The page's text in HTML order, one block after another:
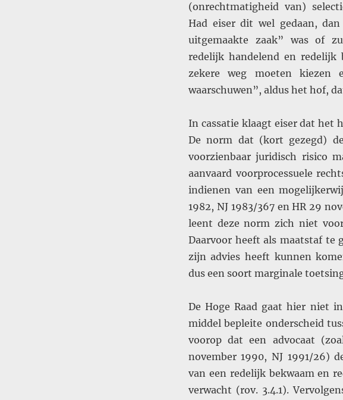
(onrechtmatigheid van)
Had eiser dit wel gedaan,
uitgemaakte zaak” was of
redelijk handelend en redelijk
zekere weg moeten
waarschuwen”, aldus het hof,
In cassatie klaagt eiser dat het
De norm dat (kort gezegd)
voorzienbaar juridisch risico
aanvaard voorprocessuele
indienen van een
1982, NJ 1983/367 en HR 29
leent deze norm zich niet
Daarvoor heeft als maatstaf te
zijn advies heeft kunnen
dus een soort marginale
De Hoge Raad gaat hier niet
middel bepleite onderscheid
voorop dat een advocaat
november 1990, NJ 1991/26)
van een redelijk bekwaam en
verwacht (rov. 3.4.1).